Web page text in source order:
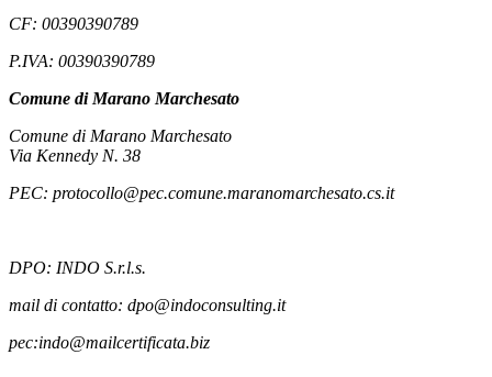
CF: 00390390789
P.IVA: 00390390789
Comune di Marano Marchesato
Comune di Marano Marchesato
Via Kennedy N. 38
PEC: protocollo@pec.comune.maranomarchesato.cs.it
DPO: INDO S.r.l.s.
mail di contatto: dpo@indoconsulting.it
pec:indo@mailcertificata.biz